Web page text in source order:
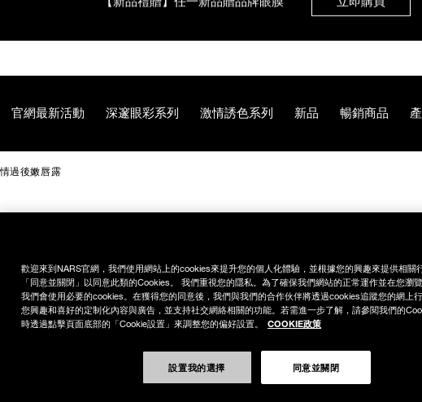
【8/3-8/10限定】明星底妝買1送1 立即購買
官網最新活動 深邃眼彩系列 激情誘色系列 新品 暢銷商品
過後嫩唇露
歡迎來到NARS官網，我們使用網站上的cookies來提升您的個人化體驗，並根據您的興趣來提供相關
「同意並關閉」以同意此類的Cookies。 我們重視您的隱私。為了確保我們網站的正常運作並在您瀏
我們會使用必要的cookies。在獲得您的同意後，我們與我們的合作伙伴將透過cookies追蹤您的網上
您興趣和喜好的定制化內容與廣告，並支持社交網絡相關的功能。若需進一步了解，請參閱我們的
時透過點擊頁面底部的「Cookie設置」來調整您的偏好設置。
COOKIE政策
設置我的選擇 同意並關閉